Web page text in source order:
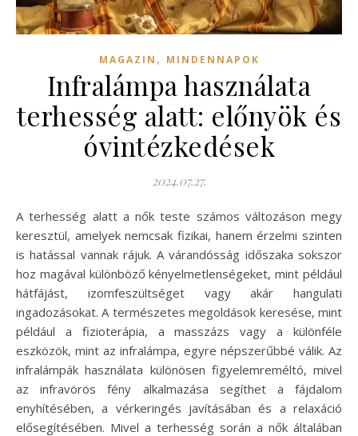
MAGAZIN , MINDENNAPOK
Infralámpa használata
terhesség alatt: előnyök és
óvintézkedések
2024.07.27.
A terhesség alatt a nők teste számos változáson megy
keresztül, amelyek nemcsak fizikai, hanem érzelmi szinten
is hatással vannak rájuk. A várandósság időszaka sokszor
hoz magával különböző kényelmetlenségeket, mint például
hátfájást, izomfeszültséget vagy akár hangulati
ingadozásokat. A természetes megoldások keresése, mint
például a fizioterápia, a masszázs vagy a különféle
eszközök, mint az infralámpa, egyre népszerűbbé válik. Az
infralámpák használata különösen figyelemreméltó, mivel
az infravörös fény alkalmazása segíthet a fájdalom
enyhítésében, a vérkeringés javításában és a relaxáció
elősegítésében. Mivel a terhesség során a nők általában